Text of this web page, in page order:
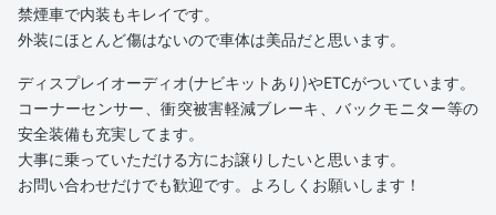
禁煙車で内装もキレイです。
外装にほとんど傷はないので車体は美品だと思います。
ディスプレイオーディオ(ナビキットあり)やETCがついています。
コーナーセンサー、衝突被害軽減ブレーキ、バックモニター等の
安全装備も充実してます。
大事に乗っていただける方にお譲りしたいと思います。
お問い合わせだけでも歓迎です。よろしくお願いします！